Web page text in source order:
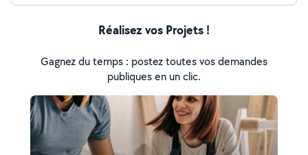
Réalisez vos Projets !
Gagnez du temps : postez toutes vos demandes
publiques en un clic.